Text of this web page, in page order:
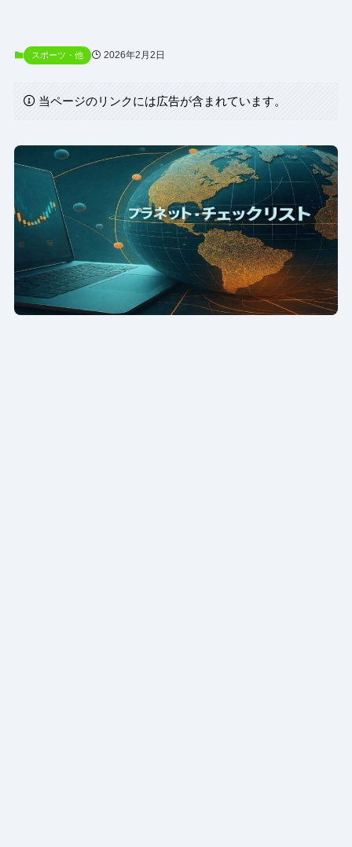
スポーツ・他 2026年2月2日
当ページのリンクには広告が含まれています。